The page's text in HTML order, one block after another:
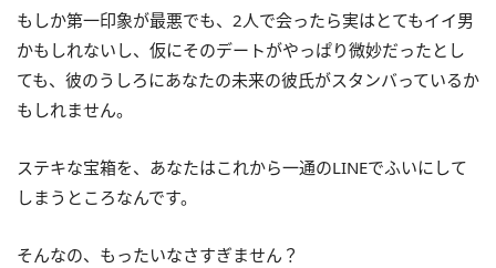
もしか第一印象が最悪でも、2人で会ったら実はとてもイイ男
かもしれないし、仮にそのデートがやっぱり微妙だったとし
ても、彼のうしろにあなたの未来の彼氏がスタンバっているか
もしれません。
ステキな宝箱を、あなたはこれから一通のLINEでふいにして
しまうところなんです。
そんなの、もったいなさすぎません？